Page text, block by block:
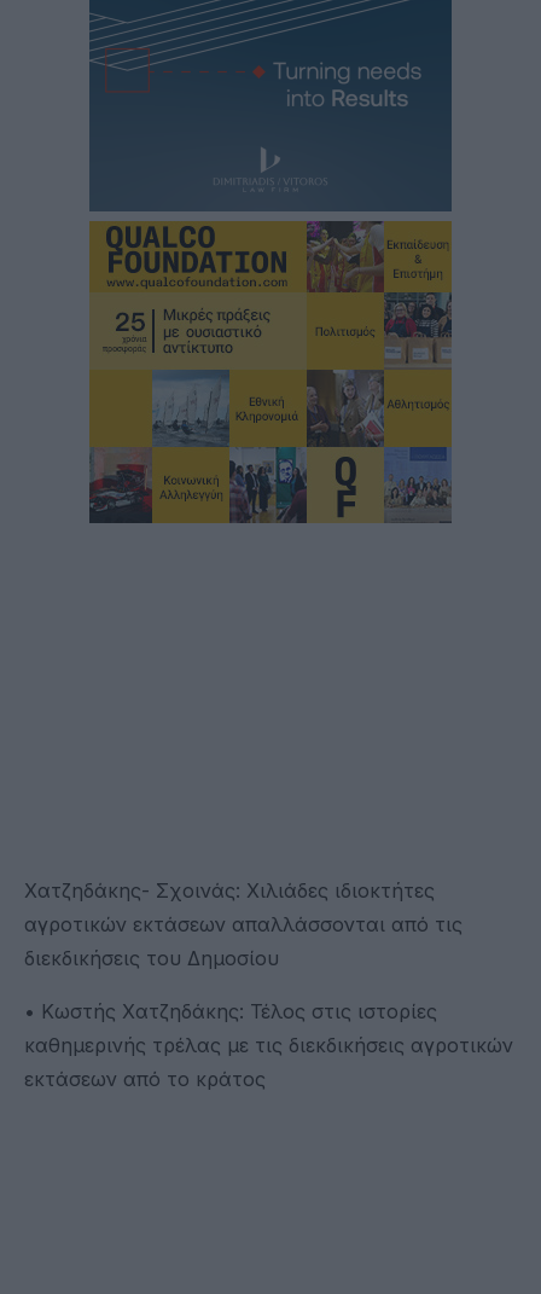
Χατζηδάκης- Σχοινάς: Χιλιάδες ιδιοκτήτες
αγροτικών εκτάσεων απαλλάσσονται από τις
διεκδικήσεις του Δημοσίου
• Κωστής Χατζηδάκης: Τέλος στις ιστορίες
καθημερινής τρέλας με τις διεκδικήσεις αγροτικών
εκτάσεων από το κράτος